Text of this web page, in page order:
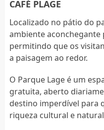
CAFÉ PLAGE
Localizado no pátio do
ambiente aconchegante
permitindo que os
a paisagem ao redor.
O Parque Lage é um
gratuita, aberto
destino imperdível para
riqueza cultural e